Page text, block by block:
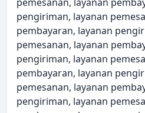
pengiriman, layanan
pembayaran, layanan
pemesanan, layanan
pengiriman, layanan
pembayaran, layanan
pemesanan, layanan
pengiriman, layanan